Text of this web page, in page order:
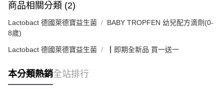
商品相關分類 (2)
Lactobact 德國萊德寶益生菌
BABY TROPFEN 幼兒配方滴劑(0-
8歲)
Lactobact 德國萊德寶益生菌 ┃即期全新品 買一送一
本分類熱銷全站排行